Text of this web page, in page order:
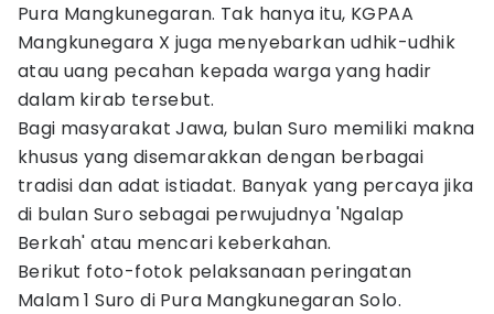
Pura Mangkunegaran. Tak hanya itu, KGPAA
Mangkunegara X juga menyebarkan udhik-udhik
atau uang pecahan kepada warga yang hadir
dalam kirab tersebut.
Bagi masyarakat Jawa, bulan Suro memiliki makna
khusus yang disemarakkan dengan berbagai
tradisi dan adat istiadat. Banyak yang percaya jika
di bulan Suro sebagai perwujudnya 'Ngalap
Berkah' atau mencari keberkahan.
Berikut foto-fotok pelaksanaan peringatan
Malam 1 Suro di Pura Mangkunegaran Solo.